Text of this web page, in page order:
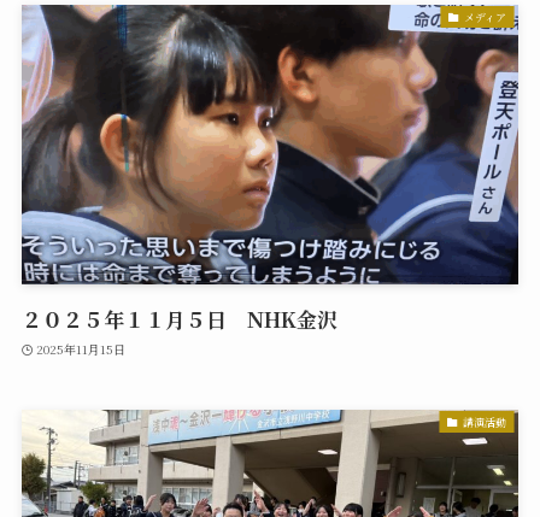
メディア
２０２５年１１月５日 NHK金沢
2025年11月15日
講演活動